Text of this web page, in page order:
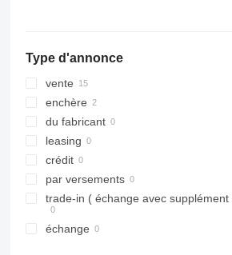
Type d'annonce
vente
enchère
du fabricant
leasing
crédit
par versements
trade-in ( échange avec supplément
échange